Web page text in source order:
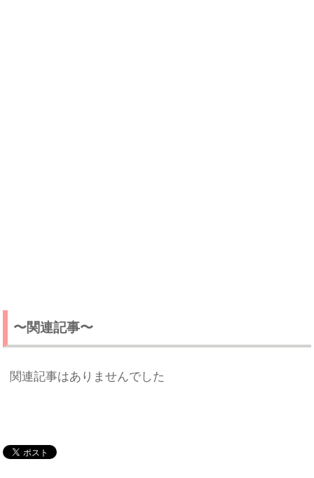
〜関連記事〜
関連記事はありませんでした